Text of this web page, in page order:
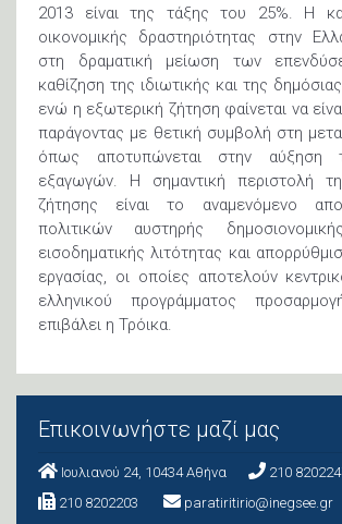
2013 είναι της τάξης του 25%. Η
οικονομικής δραστηριότητας στην
στη δραματική μείωση των
καθίζηση της ιδιωτικής και της
ενώ η εξωτερική ζήτηση φαίνεται να
παράγοντας με θετική συμβολή στη
όπως αποτυπώνεται στην αύξηση
εξαγωγών. Η σημαντική περιστολή
ζήτησης είναι το αναμενόμενο
πολιτικών αυστηρής
εισοδηματικής λιτότητας και
εργασίας, οι οποίες αποτελούν
ελληνικού προγράμματος
επιβάλει η Τρόικα.
Επικοινωνήστε μαζί μας
Ιουλιανού 24, 10434 Aθήνα
210
210 8202203
paratiritirio@inegsee.gr